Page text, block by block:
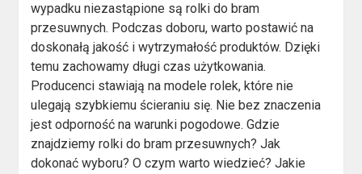
wypadku niezastąpione są rolki do bram
przesuwnych. Podczas doboru, warto postawić na
doskonałą jakość i wytrzymałość produktów. Dzięki
temu zachowamy długi czas użytkowania.
Producenci stawiają na modele rolek, które nie
ulegają szybkiemu ścieraniu się. Nie bez znaczenia
jest odporność na warunki pogodowe. Gdzie
znajdziemy rolki do bram przesuwnych? Jak
dokonać wyboru? O czym warto wiedzieć? Jakie